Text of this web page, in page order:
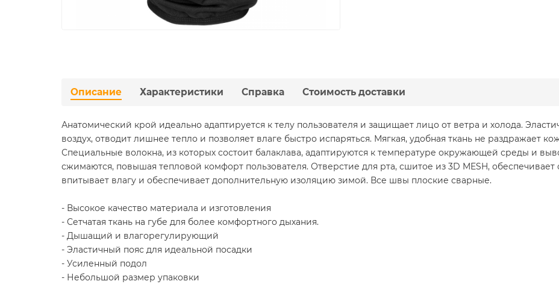
Описание Характеристики Справка Стоимость доставки
Анатомический крой идеально адаптируется к телу пользователя и защищает лицо от ветра и холода.
воздух, отводит лишнее тепло и позволяет влаге быстро испаряться. Мягкая, удобная ткань не раздражает
Специальные волокна, из которых состоит балаклава, адаптируются к температуре окружающей среды и
сжимаются, повышая тепловой комфорт пользователя. Отверстие для рта, сшитое из 3D MESH,
впитывает влагу и обеспечивает дополнительную изоляцию зимой. Все швы плоские сварные.
- Высокое качество материала и изготовления
- Сетчатая ткань на губе для более комфортного дыхания.
- Дышащий и влагорегулирующий
- Эластичный пояс для идеальной посадки
- Усиленный подол
- Небольшой размер упаковки